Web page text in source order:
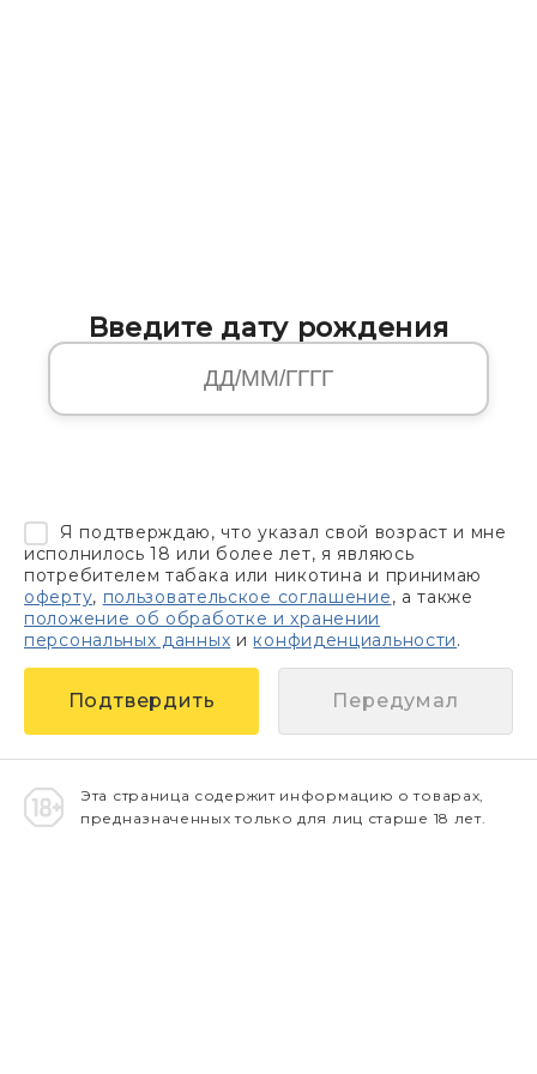
Введите дату рождения
Я подтверждаю, что указал свой возраст и мне
исполнилось 18 или более лет, я являюсь
потребителем табака или никотина и принимаю
оферту, пользовательское соглашение, а также
положение об обработке и хранении
персональных данных и конфиденциальности.
Передумал
Эта страница содержит информацию о товарах,
предназначенных только для лиц старше 18 лет.